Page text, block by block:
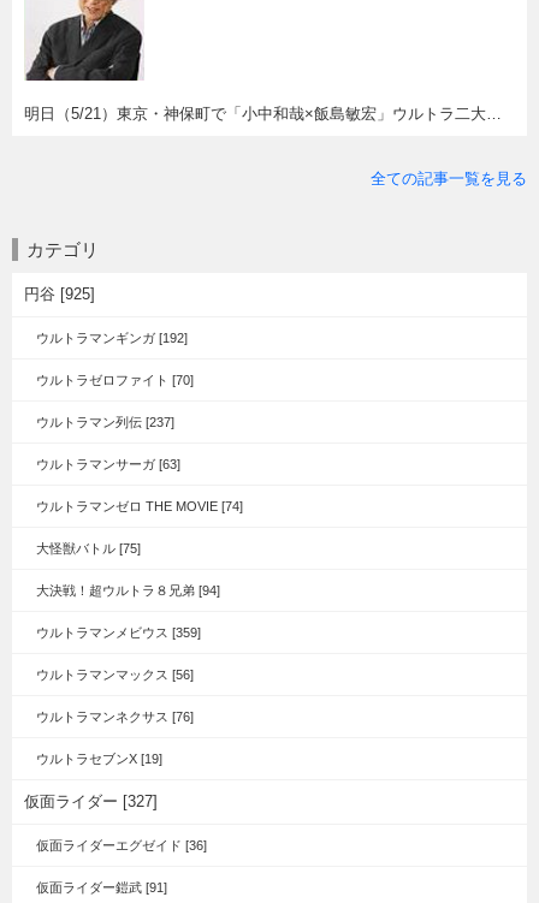
全ての記事一覧を見る
カテゴリ
円谷 [925]
ウルトラマンギンガ [192]
ウルトラゼロファイト [70]
ウルトラマン列伝 [237]
ウルトラマンサーガ [63]
ウルトラマンゼロ THE MOVIE [74]
大怪獣バトル [75]
大決戦！超ウルトラ８兄弟 [94]
ウルトラマンメビウス [359]
ウルトラマンマックス [56]
ウルトラマンネクサス [76]
ウルトラセブンX [19]
仮面ライダー [327]
仮面ライダーエグゼイド [36]
仮面ライダー鎧武 [91]